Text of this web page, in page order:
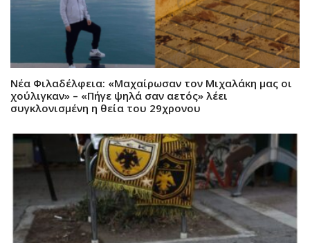
Νέα Φιλαδέλφεια: «Μαχαίρωσαν τον Μιχαλάκη μας οι
χούλιγκαν» – «Πήγε ψηλά σαν αετός» λέει
συγκλονισμένη η θεία του 29χρονου